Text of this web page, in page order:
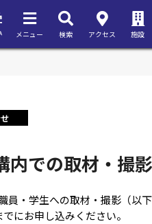
メニュー 検索 アクセス 施設
内での取材・撮
員・学生への取材・撮影（以
にお申し込みください。